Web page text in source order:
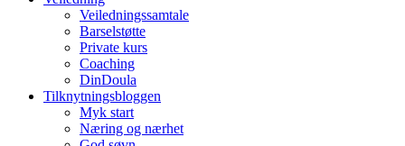
Veiledningssamtale
Barselstøtte
Private kurs
Coaching
DinDoula
Tilknytningsbloggen
Myk start
Næring og nærhet